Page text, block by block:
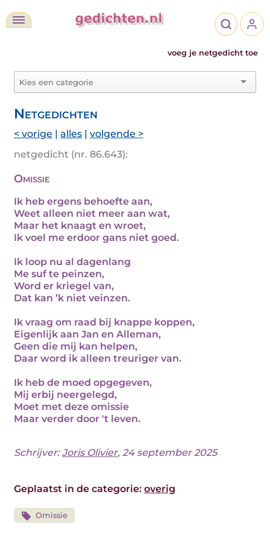
voeg je netgedicht toe
Netgedichten
< vorige | alles | volgende >
netgedicht (nr. 86.643):
Omissie
Ik heb ergens behoefte aan,
Weet alleen niet meer aan wat,
Maar het knaagt en wroet,
Ik voel me erdoor gans niet goed.
Ik loop nu al dagenlang
Me suf te peinzen,
Word er kriegel van,
Dat kan ’k niet veinzen.
Ik vraag om raad bij knappe koppen,
Eigenlijk aan Jan en Alleman,
Geen die mij kan helpen,
Daar word ik alleen treuriger van.
Ik heb de moed opgegeven,
Mij erbij neergelegd,
Moet met deze omissie
Maar verder door 't leven.
Schrijver:Joris Olivier, 24 september 2025
Geplaatst in de categorie: overig
Omissie